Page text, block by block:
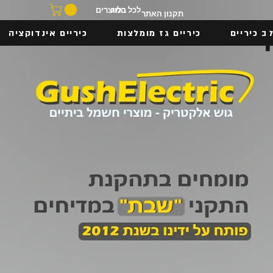
בלוג
לכל המוצרים
כיריים כיריים גז מומלצות כיריים אינדוקציה
תקנון האתר